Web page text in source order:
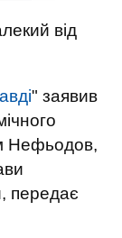
від
" заявив
Нефьодов,
передає